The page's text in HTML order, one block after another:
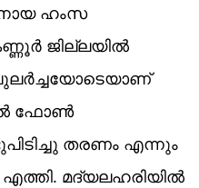
ഹംസ
ജില്ലയിൽ
ഫോൺ
തരണം എന്നും
എത്തി. മദ്യലഹരിയിൽ